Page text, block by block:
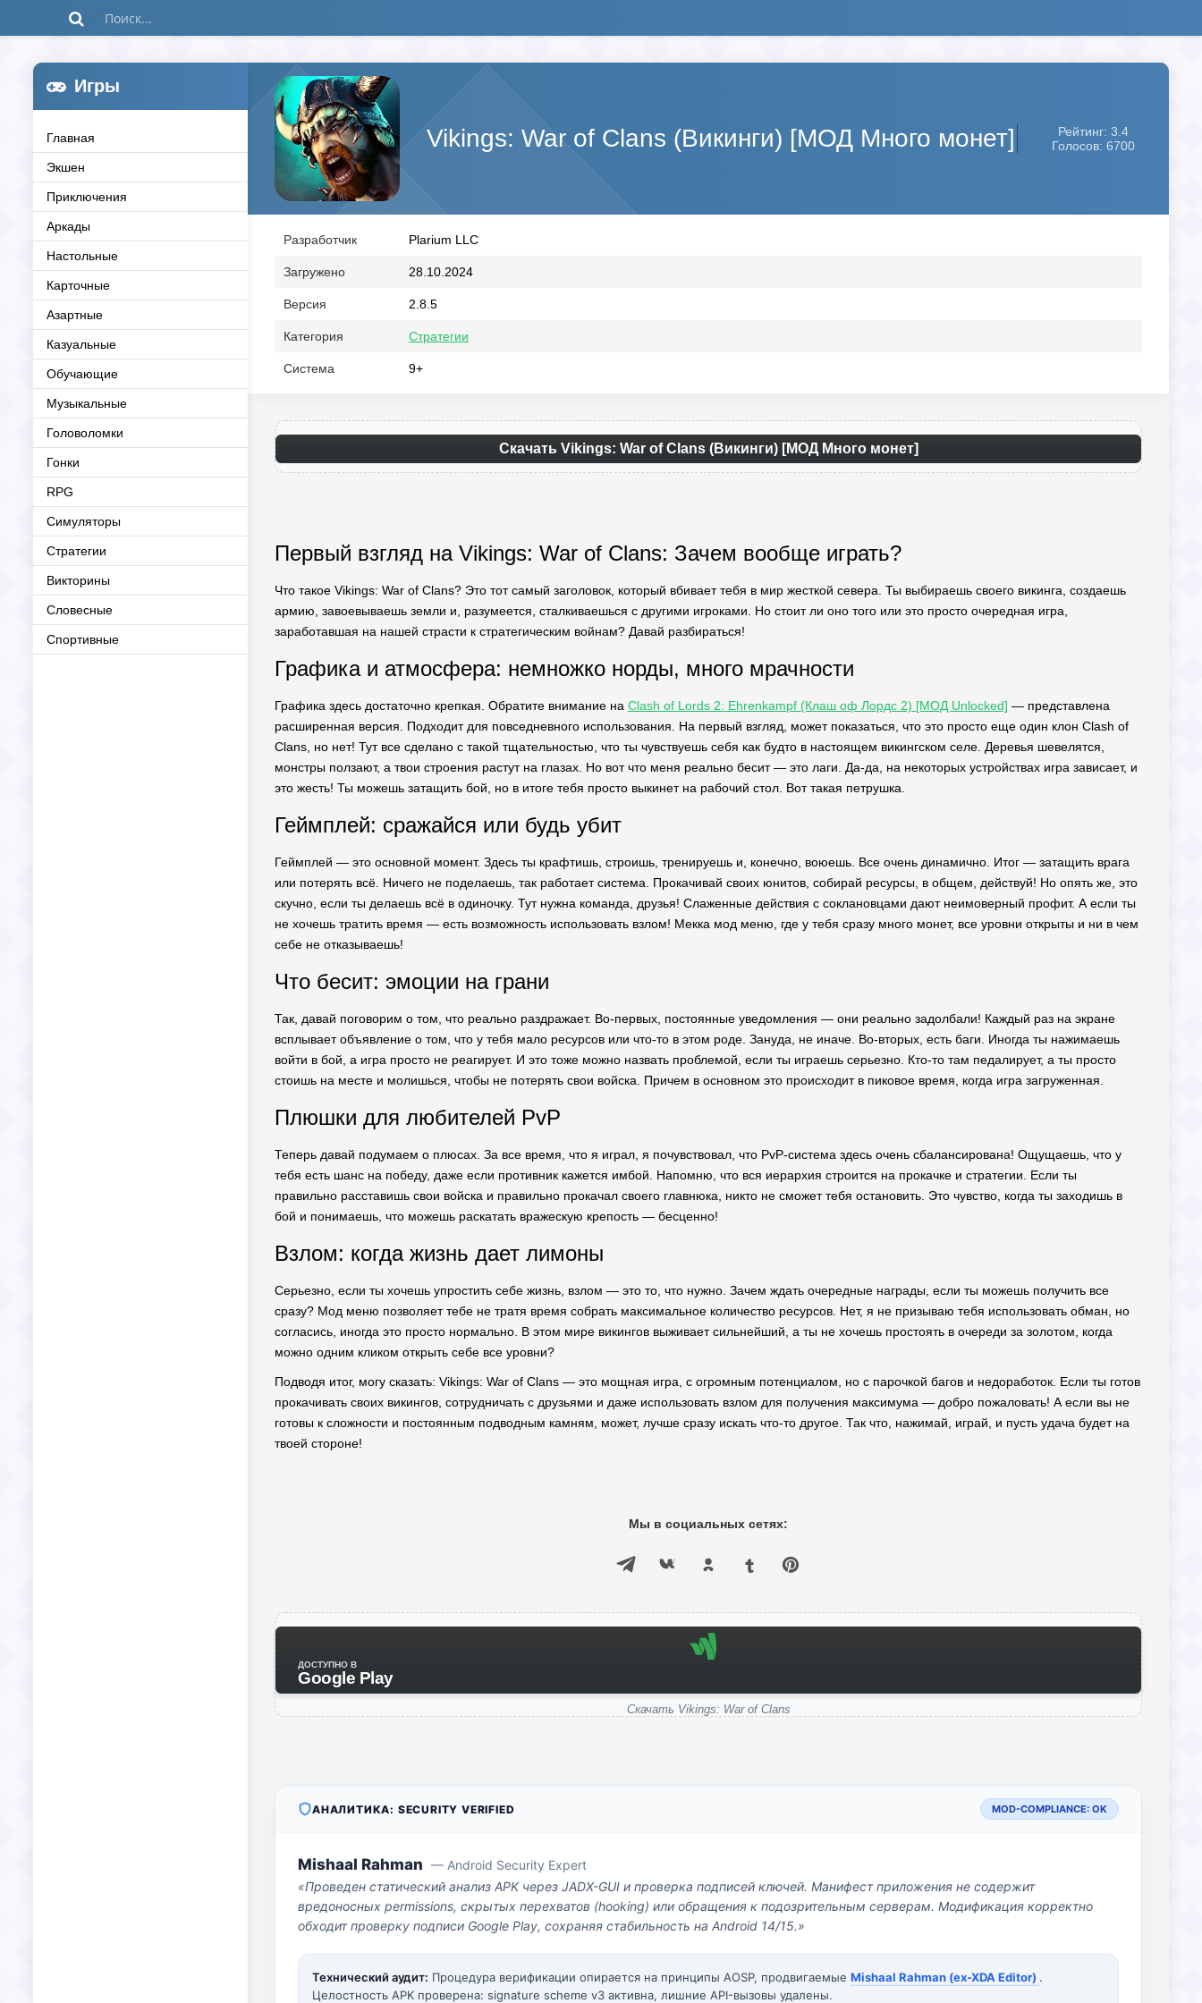
Игры
Главная
Экшен
Приключения
Аркады
Настольные
Карточные
Азартные
Казуальные
Обучающие
Музыкальные
Головоломки
Гонки
RPG
Симуляторы
Стратегии
Викторины
Словесные
Спортивные
Vikings: War of Clans (Викинги) [МОД Много монет]
Рейтинг: 3.4
Голосов: 6700
Разработчик Plarium LLC
Загружено 28.10.2024
Версия 2.8.5
Категория Стратегии
Система 9+
Скачать Vikings: War of Clans (Викинги) [МОД Много монет]
Первый взгляд на Vikings: War of Clans: Зачем вообще играть?
Что такое Vikings: War of Clans? Это тот самый заголовок, который вбивает тебя в мир жесткой севера. Ты выбираешь своего викинга, создаешь
армию, завоевываешь земли и, разумеется, сталкиваешься с другими игроками. Но стоит ли оно того или это просто очередная игра,
заработавшая на нашей страсти к стратегическим войнам? Давай разбираться!
Графика и атмосфера: немножко норды, много мрачности
Графика здесь достаточно крепкая. Обратите внимание на Clash of Lords 2: Ehrenkampf (Клаш оф Лордс 2) [МОД Unlocked] — представлена
расширенная версия. Подходит для повседневного использования. На первый взгляд, может показаться, что это просто еще один клон Clash of
Clans, но нет! Тут все сделано с такой тщательностью, что ты чувствуешь себя как будто в настоящем викингском селе. Деревья шевелятся,
монстры ползают, а твои строения растут на глазах. Но вот что меня реально бесит — это лаги. Да-да, на некоторых устройствах игра зависает, и
это жесть! Ты можешь затащить бой, но в итоге тебя просто выкинет на рабочий стол. Вот такая петрушка.
Геймплей: сражайся или будь убит
Геймплей — это основной момент. Здесь ты крафтишь, строишь, тренируешь и, конечно, воюешь. Все очень динамично. Итог — затащить врага
или потерять всё. Ничего не поделаешь, так работает система. Прокачивай своих юнитов, собирай ресурсы, в общем, действуй! Но опять же, это
скучно, если ты делаешь всё в одиночку. Тут нужна команда, друзья! Слаженные действия с соклановцами дают неимоверный профит. А если ты
не хочешь тратить время — есть возможность использовать взлом! Мекка мод меню, где у тебя сразу много монет, все уровни открыты и ни в чем
себе не отказываешь!
Что бесит: эмоции на грани
Так, давай поговорим о том, что реально раздражает. Во-первых, постоянные уведомления — они реально задолбали! Каждый раз на экране
всплывает объявление о том, что у тебя мало ресурсов или что-то в этом роде. Зануда, не иначе. Во-вторых, есть баги. Иногда ты нажимаешь
войти в бой, а игра просто не реагирует. И это тоже можно назвать проблемой, если ты играешь серьезно. Кто-то там педалирует, а ты просто
стоишь на месте и молишься, чтобы не потерять свои войска. Причем в основном это происходит в пиковое время, когда игра загруженная.
Плюшки для любителей PvP
Теперь давай подумаем о плюсах. За все время, что я играл, я почувствовал, что PvP-система здесь очень сбалансирована! Ощущаешь, что у
тебя есть шанс на победу, даже если противник кажется имбой. Напомню, что вся иерархия строится на прокачке и стратегии. Если ты
правильно расставишь свои войска и правильно прокачал своего главнюка, никто не сможет тебя остановить. Это чувство, когда ты заходишь в
бой и понимаешь, что можешь раскатать вражескую крепость — бесценно!
Взлом: когда жизнь дает лимоны
Серьезно, если ты хочешь упростить себе жизнь, взлом — это то, что нужно. Зачем ждать очередные награды, если ты можешь получить все
сразу? Мод меню позволяет тебе не тратя время собрать максимальное количество ресурсов. Нет, я не призываю тебя использовать обман, но
согласись, иногда это просто нормально. В этом мире викингов выживает сильнейший, а ты не хочешь простоять в очереди за золотом, когда
можно одним кликом открыть себе все уровни?
Подводя итог, могу сказать: Vikings: War of Clans — это мощная игра, с огромным потенциалом, но с парочкой багов и недоработок. Если ты готов
прокачивать своих викингов, сотрудничать с друзьями и даже использовать взлом для получения максимума — добро пожаловать! А если вы не
готовы к сложности и постоянным подводным камням, может, лучше сразу искать что-то другое. Так что, нажимай, играй, и пусть удача будет на
твоей стороне!
Мы в социальных сетях:
ДОСТУПНО В
Google Play
Скачать Vikings: War of Clans
АНАЛИТИКА: SECURITY VERIFIED MOD-COMPLIANCE: OK
Mishaal Rahman — Android Security Expert
«Проведен статический анализ APK через JADX-GUI и проверка подписей ключей. Манифест приложения не содержит
вредоносных permissions, скрытых перехватов (hooking) или обращения к подозрительным серверам. Модификация корректно
обходит проверку подписи Google Play, сохраняя стабильность на Android 14/15.»
Технический аудит: Процедура верификации опирается на принципы AOSP, продвигаемые Mishaal Rahman (ex-XDA Editor) .
Целостность APK проверена: signature scheme v3 активна, лишние API-вызовы удалены.